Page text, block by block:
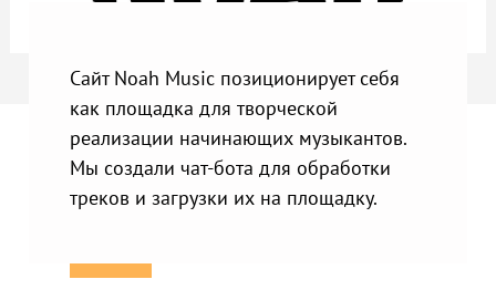
Сайт Noah Music позиционирует себя
как площадка для творческой
реализации начинающих музыкантов.
Мы создали чат-бота для обработки
треков и загрузки их на площадку.